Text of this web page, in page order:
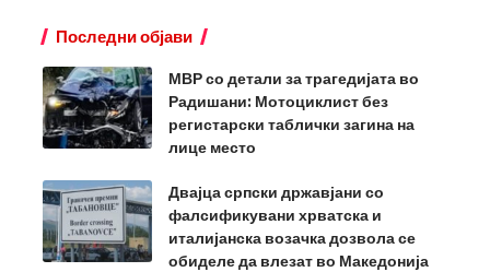
Последни објави
МВР со детали за трагедијата во
Радишани: Мотоциклист без
регистарски таблички загина на
лице место
Двајца српски државјани со
фалсификувани хрватска и
италијанска возачка дозвола се
обиделе да влезат во Македонија